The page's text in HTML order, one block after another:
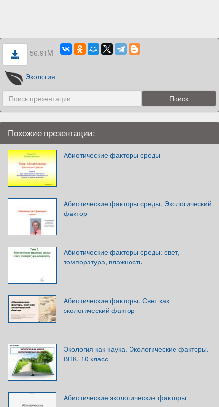
56.91M
Экология
Похожие презентации:
Абиотические факторы среды
Абиотические факторы среды. Экологический
фактор
Абиотические факторы среды: свет,
температура, влажность
Абиотические факторы. Свет как
экологический фактор
Экология как наука. Экологические факторы.
ВПК. 10 класс
Абиотические экологические факторы